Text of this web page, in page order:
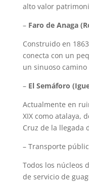
alto valor
– Faro de Anaga
Construido en
conecta con un
un sinuoso
– El Semáforo
Actualmente en
XIX como atalaya,
Cruz de la llegada
– Transporte
Todos los núcleos
de servicio de